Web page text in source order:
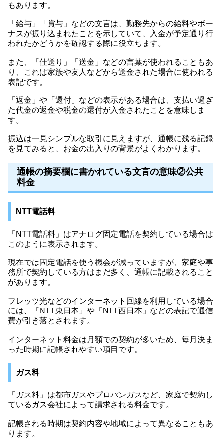
もあります。
「給与」「賞与」などの文言は、勤務先からの給料やボー
ナスが振り込まれたことを示していて、入金が予定通り行
われたかどうかを確認する際に役立ちます。
また、「仕送り」「送金」などの言葉が使われることもあ
り、これは家族や友人などから送金された場合に使われる
表記です。
「返金」や「還付」などの表示がある場合は、支払い過ぎ
た代金の返金や税金の還付が入金されたことを意味しま
す。
振込は一見シンプルな取引に見えますが、通帳に残る記録
を見てみると、お金の出入りの背景がよくわかります。
通帳の摘要欄に書かれている文言の意味②公共
料金
NTT電話料
「NTT電話料」はアナログ固定電話を契約している場合は
このように表示されます。
現在では固定電話を使う機会が減っていますが、家庭や事
務所で契約している方はまだ多く、通帳に記載されること
があります。
フレッツ光などのインターネット回線を利用している場合
には、「NTT東日本」や「NTT西日本」などの表記で通信
費が引き落とされます。
インターネット料金は月額での契約が多いため、毎月決ま
った時期に記帳されやすい項目です。
ガス料
「ガス料」は都市ガスやプロパンガスなど、家庭で契約し
ているガス会社によって請求される料金です。
記帳される時期は契約内容や地域によって異なることもあ
ります。